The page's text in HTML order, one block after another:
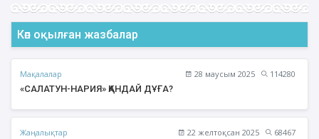
Көп оқылған жазбалар
Мақалалар 28 маусым 2025
114280
«САЛАТУН-НАРИЯ» ҚАНДАЙ ДҰҒА?
Жаңалықтар 22 желтоқсан 2025
68467